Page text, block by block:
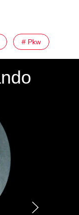
# Pkw